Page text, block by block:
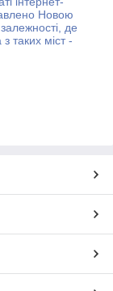
Новою
де
таких міст -